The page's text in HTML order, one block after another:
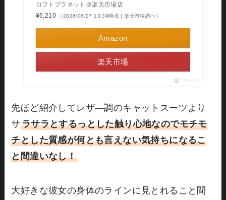
ロフトプラネット＠楽天市場店
¥6,210
（2026/06/27 13:39時点 | 楽天市場調べ）
Amazon
楽天市場
ポチップ
先ほど紹介してレザ―調のキャットスーツより
サラサラとするっとした触り心地なのでモチモ
チとした質感が何とも言えない気持ちになるこ
と間違いなし！
大好きな彼女の身体のラインに見とれること間